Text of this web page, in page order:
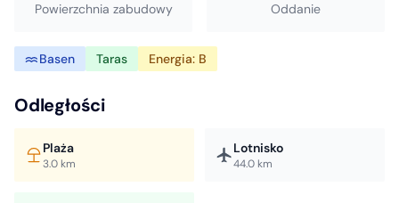
Powierzchnia zabudowy Oddanie
Basen Taras Energia: B
Odległości
Plaża
3.0 km
Lotnisko
44.0 km